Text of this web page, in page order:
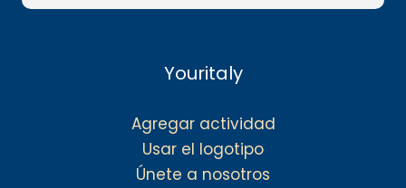
Youritaly
Agregar actividad
Usar el logotipo
Únete a nosotros